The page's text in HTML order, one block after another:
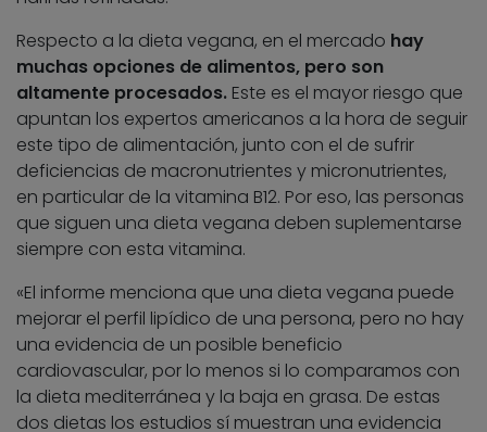
Respecto a la dieta vegana, en el mercado hay
muchas opciones de alimentos, pero son
altamente procesados. Este es el mayor riesgo que
apuntan los expertos americanos a la hora de seguir
este tipo de alimentación, junto con el de sufrir
deficiencias de macronutrientes y micronutrientes,
en particular de la vitamina B12. Por eso, las personas
que siguen una dieta vegana deben suplementarse
siempre con esta vitamina.
«El informe menciona que una dieta vegana puede
mejorar el perfil lipídico de una persona, pero no hay
una evidencia de un posible beneficio
cardiovascular, por lo menos si lo comparamos con
la dieta mediterránea y la baja en grasa. De estas
dos dietas los estudios sí muestran una evidencia